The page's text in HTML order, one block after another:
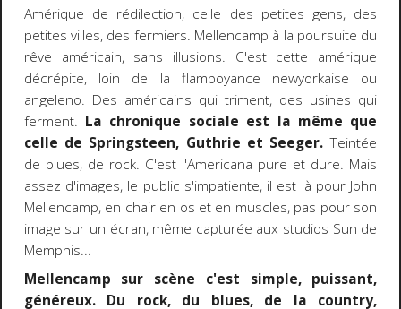
Amérique de rédilection, celle des petites gens, des
petites villes, des fermiers. Mellencamp à la poursuite du
rêve américain, sans illusions. C'est cette amérique
décrépite, loin de la flamboyance newyorkaise ou
angeleno. Des américains qui triment, des usines qui
ferment. La chronique sociale est la même que
celle de Springsteen, Guthrie et Seeger.Teintée
de blues, de rock. C'est l'Americana pure et dure. Mais
assez d'images, le public s'impatiente, il est là pour John
Mellencamp, en chair en os et en muscles, pas pour son
image sur un écran, même capturée aux studios Sun de
Memphis...
Mellencamp sur scène c'est simple, puissant,
généreux. Du rock, du blues, de la country,